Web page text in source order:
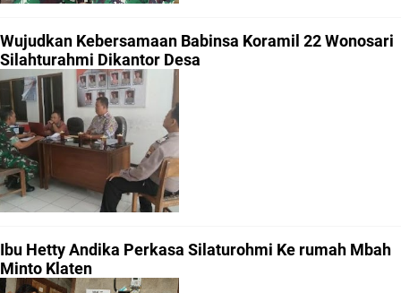
Wujudkan Kebersamaan Babinsa Koramil 22 Wonosari
Silahturahmi Dikantor Desa
Ibu Hetty Andika Perkasa Silaturohmi Ke rumah Mbah
Minto Klaten